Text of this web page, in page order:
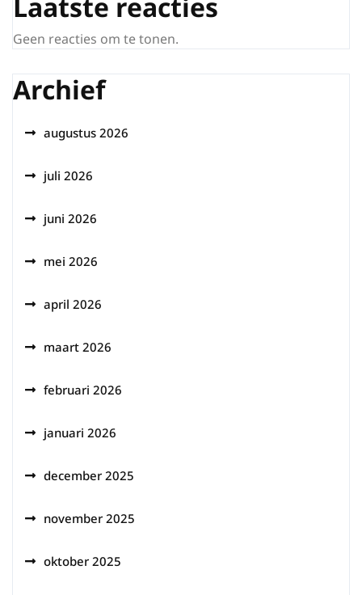
Geen reacties om te tonen.
Archief
augustus 2026
juli 2026
juni 2026
mei 2026
april 2026
maart 2026
februari 2026
januari 2026
december 2025
november 2025
oktober 2025